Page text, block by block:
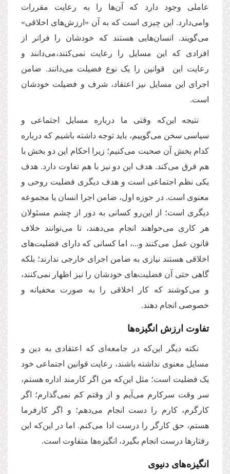
عاملی وجود دارد که آن‌ها را به رعایت مقررات
وامی‌دارد. این چیزی است که به آن «ارزش‌های اخلاقی»
می‌گویند. انسان‌هایی هستند که خودشان را فراتر از
افرادی که این مسایل را رعایت نمی‌کنند،‌می‌دانند و
رعایت این قوانین را یک نوع فضیلت می‌دانند. ضامن
اجرای این مسایل نیز اعتقاد، شرف و فضیلت خودشان
است.
نتیجه این‌که وقتی ما درباره مسایل اجتماعی و
سیاسی سخن می‌گوییم، باید توجه داشته باشیم که درباره
کدام‌ بخش آن صحبت می‌کنیم؛ زیرا احکام این دو بخش با
هم فرق می‌کند. هدف این دو نیز با هم تفاوت دارد. هدف
یکی نظم اجتماعی است و هدف دیگری فضلیت روحی و
معنوی است. در حوزه اول، ضامن اجرا انسان یا مجموعه
دیگری است؛ از این‌رو کسانی به دور از چشم مسئولان
هر کاری می‌خواهند انجام می‌دهند، تا می‌توانند خلاف
قانون عمل می‌کنند و...، اما کسانی که دارای فضلیت‌های
اخلاقی هستند نیازی به ضامن اجرای خارجی ندارند؛ بلکه
گاهی حتی آن فضلیت‌های خودشان را نیز اظهار نمی‌کنند،
و می‌کوشند که کار اخلاقی را به صورت مخفیانه و
خصوصی انجام دهند.
تفاوت ارزش انگیزه‌ها
نکته دیگر این‌که در جامعه‌ای که اعتقادی به دین و
مسایل معنوی نداشته باشند، رعایت قوانین اجتماعی خود
یک فضلیت است؛ مثل این‌که من اگر کارمند اداره هستم،
سر وقت سرکارم می‌آیم و از وقتم کم نمی‌گذارم؛ اگر
کارگرم، کارم را دست انجام می‌دهم؛ و اگر کارفرما
هستم، حق کارگر را درست ادا می‌کنم. اما در این‌که این
رفتار‌ها درست انجام بگیرد، انگیزه‌ها متفاوت است.
انگیزه‌های دنیوی